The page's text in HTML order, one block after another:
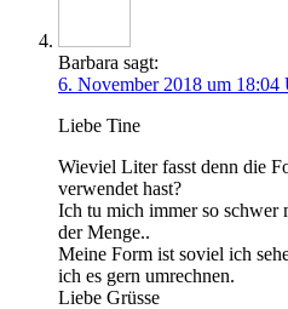
Barbara sagt:
6. November 2018 um 18:04
Lie­be Tine
Wie­viel Liter fasst denn die
ver­wen­det hast?
Ich tu mich immer so schwer
der Menge..
Mei­ne Form ist soviel ich
ich es gern umrechnen.
Lie­be Grüsse